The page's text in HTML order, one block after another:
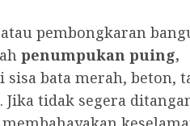
pembongkaran
penumpukan puing,
sisa bata merah, beton,
tidak segera